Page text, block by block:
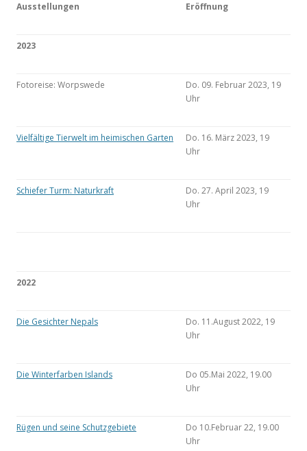
Ausstellungen Eröffnung
2023
Fotoreise: Worpswede
Do. 09. Februar 2023, 19
Uhr
Vielfältige Tierwelt im heimischen Garten
Do. 16. März 2023, 19
Uhr
Schiefer Turm: Naturkraft
Do. 27. April 2023, 19
Uhr
2022
Die Gesichter Nepals
Do. 11.August 2022, 19
Uhr
Die Winterfarben Islands
Do 05.Mai 2022, 19.00
Uhr
Rügen und seine Schutzgebiete
Do 10.Februar 22, 19.00
Uhr